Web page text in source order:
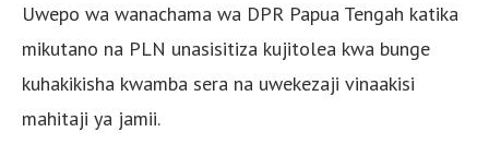
Uwepo wa wanachama wa DPR Papua Tengah katika
mikutano na PLN unasisitiza kujitolea kwa bunge
kuhakikisha kwamba sera na uwekezaji vinaakisi
mahitaji ya jamii.